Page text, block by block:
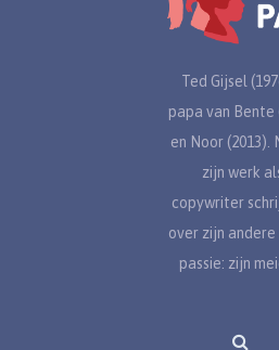
Ted Gijsel
papa van Bente
en Noor (2013).
zijn werk
copywriter
over zijn
passie: zijn